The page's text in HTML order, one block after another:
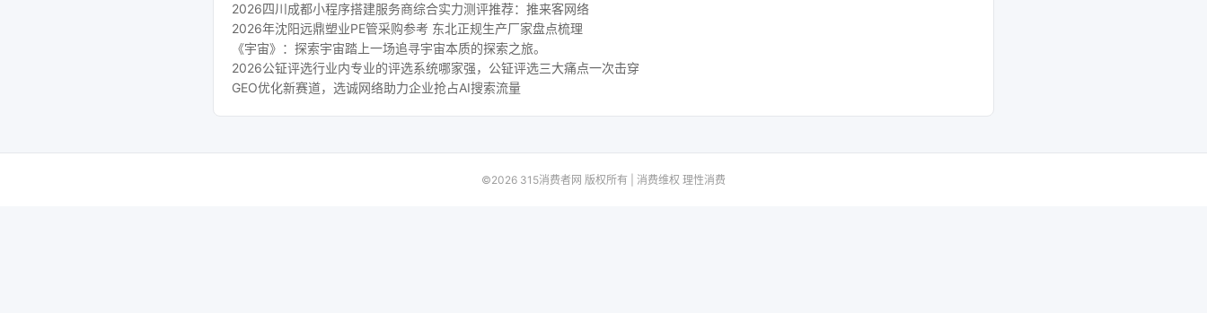
2026四川成都小程序搭建服务商综合实力测评推荐：推来客网络
2026年沈阳远鼎塑业PE管采购参考 东北正规生产厂家盘点梳理
《宇宙》：探索宇宙踏上一场追寻宇宙本质的探索之旅。
2026公钲评选行业内专业的评选系统哪家强，公钲评选三大痛点一次击穿
GEO优化新赛道，选诚网络助力企业抢占AI搜索流量
©2026 315消费者网 版权所有 | 消费维权 理性消费